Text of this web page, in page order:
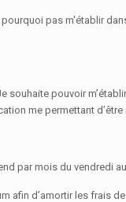
pas m'établir
souhaite pouvoir
me permettant d’être
par mois du vendredi
afin d’amortir les frais